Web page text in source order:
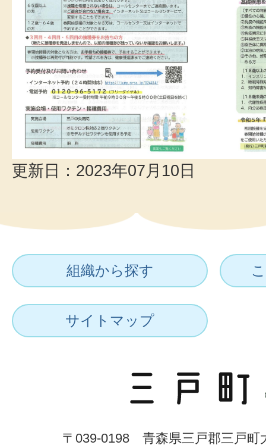
更新日：2023年07月10日
組織から探す
サイトマップ
〒039-0198 青森県三戸郡三戸町